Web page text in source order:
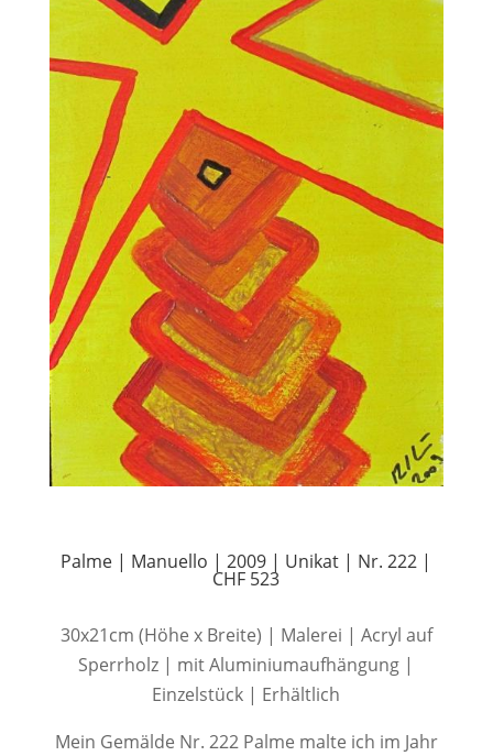
Palme | Manuello | 2009 | Unikat | Nr. 222 |
CHF 523
30x21cm (Höhe x Breite) | Malerei | Acryl auf
Sperrholz | mit Aluminiumaufhängung |
Einzelstück | Erhältlich
Mein Gemälde Nr. 222 Palme malte ich im Jahr